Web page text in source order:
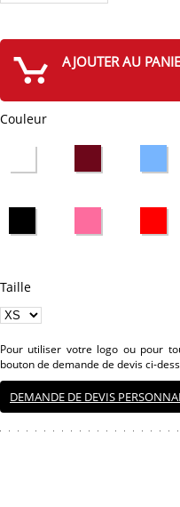
AJOUTER AU
Couleur
Taille
Pour utiliser votre logo ou pour
bouton de demande de devis ci-
DEMANDE DE DEVIS